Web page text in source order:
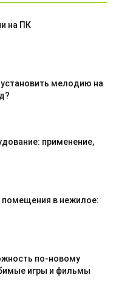
на ПК
установить мелодию на
применение,
в нежилое:
по-новому
игры и фильмы